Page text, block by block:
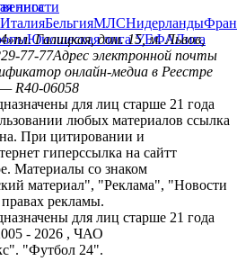
лига
ИталияБельгияМЛСНидерланды
Юношеская лига УЕФАЛига
пл. Галицкая, дом. 15, м. Львов,
77-77Адрес электронной почты
онлайн-медиа в Реестре
R40-06058
для лиц старше 21 года
любых материалов ссылка
При цитировании и
гиперссылка на сайтт
Материалы со знаком
материал", "Реклама", "Новости
рекламы.
для лиц старше 21 года
- 2026 , ЧАО
"Футбол 24".